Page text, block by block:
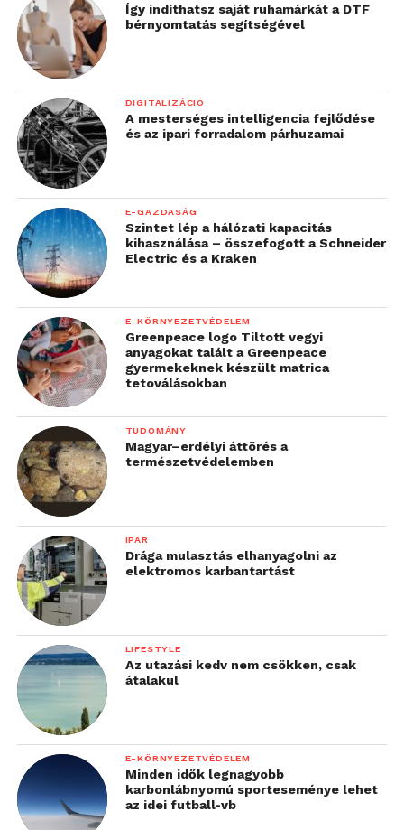
Így indíthatsz saját ruhamárkát a DTF
bérnyomtatás segítségével
DIGITALIZÁCIÓ
A mesterséges intelligencia fejlődése
és az ipari forradalom párhuzamai
E-GAZDASÁG
Szintet lép a hálózati kapacitás
kihasználása – összefogott a Schneider
Electric és a Kraken
E-KÖRNYEZETVÉDELEM
Greenpeace logo Tiltott vegyi
anyagokat talált a Greenpeace
gyermekeknek készült matrica
tetoválásokban
TUDOMÁNY
Magyar–erdélyi áttörés a
természetvédelemben
IPAR
Drága mulasztás elhanyagolni az
elektromos karbantartást
LIFESTYLE
Az utazási kedv nem csökken, csak
átalakul
E-KÖRNYEZETVÉDELEM
Minden idők legnagyobb
karbonlábnyomú sporteseménye lehet
az idei futball-vb